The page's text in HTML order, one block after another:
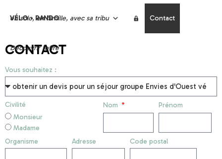
en solo, en famille, avec sa tribu
VÉLO - RANDO
Découvrir l'offre
Contact
CONTACT
Vous souhaitez :
Civilité
Monsieur
Madame
Nom Prénom
Organisme Adresse Code postal